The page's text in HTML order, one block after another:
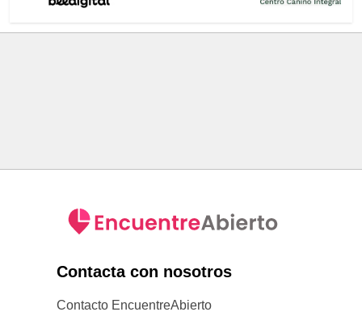
Contacta con nosotros
Contacto EncuentreAbierto